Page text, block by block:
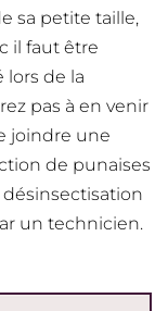
sa petite taille,
il faut être
de la
pas à en venir
joindre une
de punaises
un technicien.